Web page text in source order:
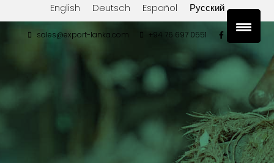
English Deutsch Español Русский
sales@export-lanka.com +94 76 697 0551